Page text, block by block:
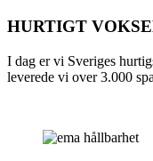
HURTIGT
I dag er vi Sveriges
leverede vi over 3.000